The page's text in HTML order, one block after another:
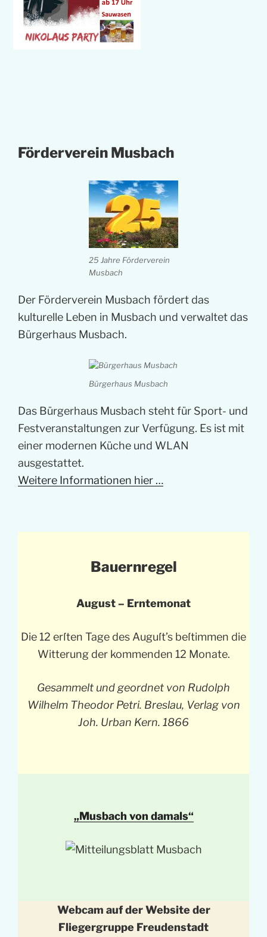
Förderverein Musbach
25 Jahre Förderverein
Musbach
Der Förderverein Musbach fördert das
kulturelle Leben in Musbach und verwaltet das
Bürgerhaus Musbach.
Bürgerhaus Musbach
Das Bürgerhaus Musbach steht für Sport- und
Festveranstaltungen zur Verfügung. Es ist mit
einer modernen Küche und WLAN
ausgestattet.
Weitere Informationen hier …
Bauernregel
August – Erntemonat
Die 12 erſten Tage des Auguſt’s beſtimmen die
Witterung der kommenden 12 Monate.
Gesammelt und geordnet von Rudolph
Wilhelm Theodor Petri. Breslau, Verlag von
Joh. Urban Kern. 1866
„Musbach von damals“
Webcam auf der Website der
Fliegergruppe Freudenstadt